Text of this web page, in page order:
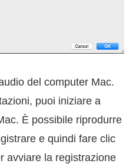
del computer Mac.
puoi iniziare a
È possibile riprodurre
e quindi fare clic
avviare la registrazione